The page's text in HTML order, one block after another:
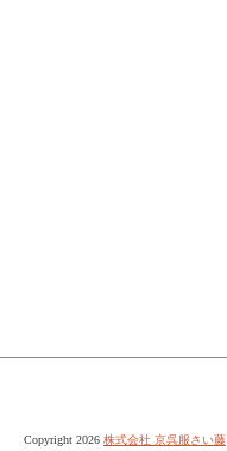
Copyright 2026 株式会社 京呉服さい藤